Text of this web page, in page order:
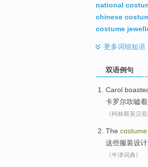
national
chinese
costume
更多词组短语
双语例句
Carol
卡罗尔吹嘘着
《柯林斯英汉
The costume
这些服装设计
《牛津词典》